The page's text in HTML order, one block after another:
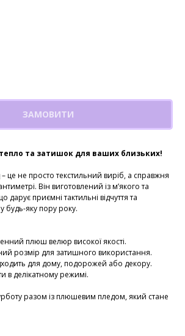
ЗАМОВИТИ
та затишок для ваших близьких!
не просто текстильний виріб, а справжня
Він виготовлений із м’якого та
дарує приємні тактильні відчуття та
будь-яку пору року.
плюш велюр високої якості.
розмір для затишного використання.
для дому, подорожей або декору.
в делікатному режимі.
разом із плюшевим пледом, який стане